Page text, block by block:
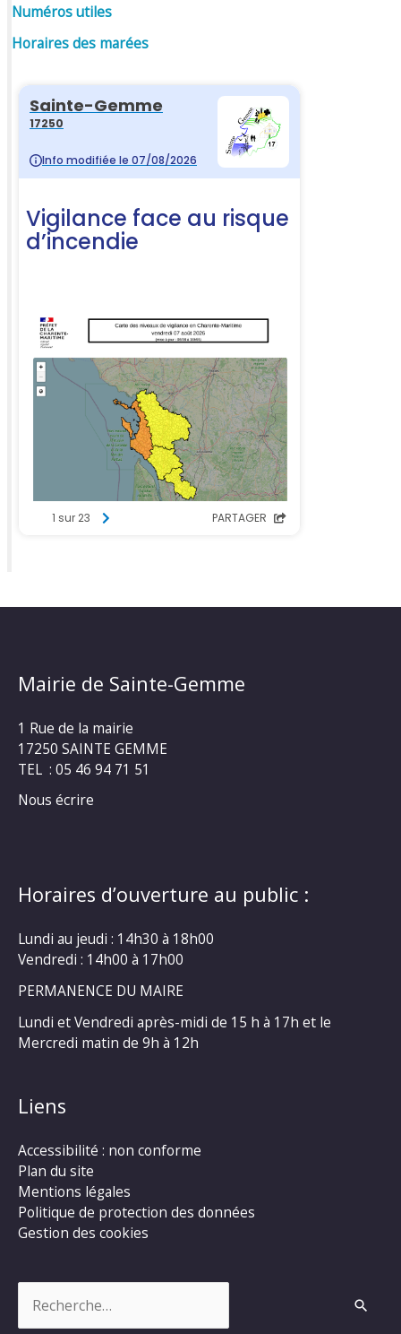
Numéros utiles
Horaires des marées
Mairie de Sainte-Gemme
1 Rue de la mairie
17250 SAINTE GEMME
TEL : 05 46 94 71 51
Nous écrire
Horaires d’ouverture au public :
Lundi au jeudi : 14h30 à 18h00
Vendredi : 14h00 à 17h00
PERMANENCE DU MAIRE
Lundi et Vendredi après-midi de 15 h à 17h et le
Mercredi matin de 9h à 12h
Liens
Accessibilité : non conforme
Plan du site
Mentions légales
Politique de protection des données
Gestion des cookies